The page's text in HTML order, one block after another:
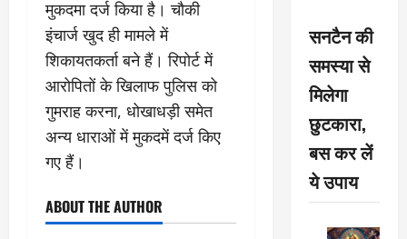
मुकदमा दर्ज किया है। चौकी
इंचार्ज खुद ही मामले में
शिकायतकर्ता बने हैं। रिपोर्ट में
आरोपितों के खिलाफ पुलिस को
गुमराह करना, धोखाधड़ी समेत
अन्य धाराओं में मुकदमें दर्ज किए
गए हैं।
ABOUT THE AUTHOR
सनटैन की
समस्या से
मिलेगा
छुटकारा,
बस कर लें
ये उपाय